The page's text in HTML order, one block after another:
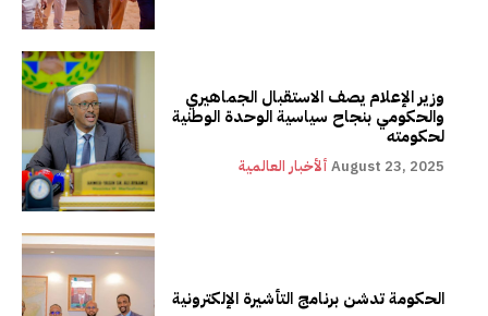
وزير الإعلام يصف الاستقبال الجماهيري
والحكومي بنجاح سياسية الوحدة الوطنية
لحكومته
ألأخبار العالمية August 23, 2025
الحكومة تدشن برنامج التأشيرة الإلكترونية